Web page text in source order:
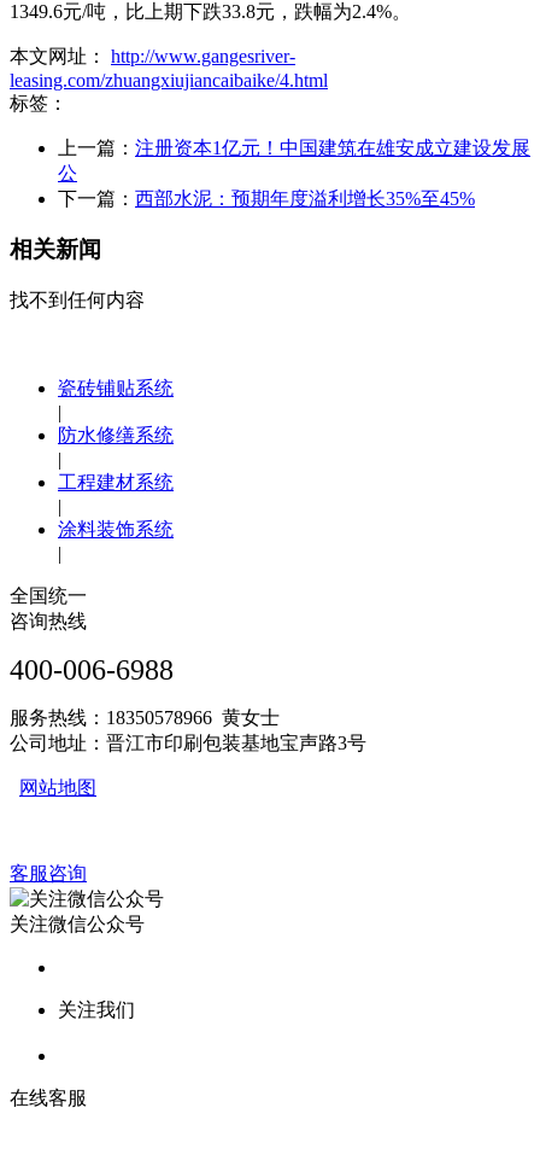
1349.6元/吨，比上期下跌33.8元，跌幅为2.4%。
本文网址： http://www.gangesriver-
leasing.com/zhuangxiujiancaibaike/4.html
标签：
上一篇： 注册资本1亿元！中国建筑在雄安成立建设发展
公
下一篇： 西部水泥：预期年度溢利增长35%至45%
相关新闻
找不到任何内容
瓷砖铺贴系统
|
防水修缮系统
|
工程建材系统
|
涂料装饰系统
|
全国统一
咨询热线
400-006-6988
服务热线：18350578966 黄女士
公司地址：晋江市印刷包装基地宝声路3号
网站地图
客服咨询
关注微信公众号
关注我们
在线客服